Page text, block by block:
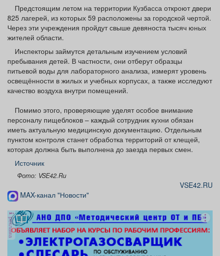
ТВ программа
Предстоящим летом на территории Кузбасса откроют двери
825 лагерей, из которых 59 расположены за городской чертой.
Через эти учреждения пройдут свыше девяноста тысяч юных
жителей области.
Инспекторы займутся детальным изучением условий
пребывания детей. В частности, они отберут образцы
питьевой воды для лабораторного анализа, измерят уровень
освещённости в жилых и учебных корпусах, а также исследуют
качество воздуха внутри помещений.
Помимо этого, проверяющие уделят особое внимание
персоналу пищеблоков – каждый сотрудник кухни обязан
иметь актуальную медицинскую документацию. Отдельным
пунктом контроля станет обработка территорий от клещей,
которая должна быть выполнена до заезда первых смен.
Источник
Фото: VSE42.Ru
VSE42.RU
MAX-канал "Новости"
реклама